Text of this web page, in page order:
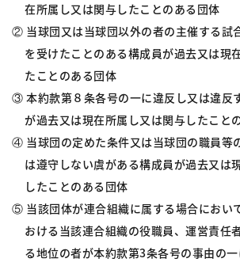
在所属し又は関与したことのある団体
② 当球団又は当球団以外の者の主催する試
を受けたことのある構成員が過去又は現
たことのある団体
③ 本約款第８条各号の一に違反し又は違反
が過去又は現在所属し又は関与したこと
④ 当球団の定めた条件又は当球団の職員等
は遵守しない虞がある構成員が過去又は
したことのある団体
⑤ 当該団体が連合組織に属する場合におい
おける当該連合組織の役職員、運営責任
る地位の者が本約款第3条各号の事由の